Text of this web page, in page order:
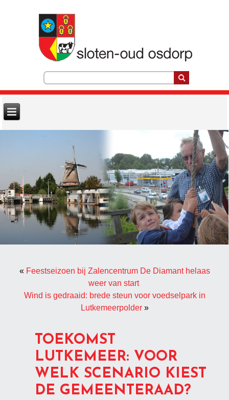
« Feestseizoen bij Zalencentrum De Diamant helaas
weer van start
Wind is gedraaid: brede steun voor voedselpark in
Lutkemeerpolder»
TOEKOMST
LUTKEMEER: VOOR
WELK SCENARIO KIEST
DE GEMEENTERAAD?